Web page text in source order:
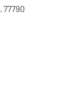
, 77790